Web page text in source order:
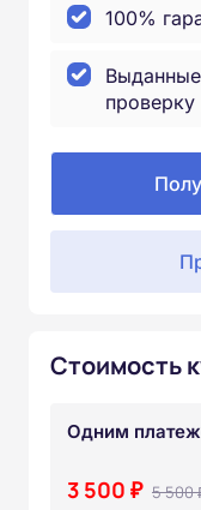
100%
проверку
Стоимость
Одним
3 500 ₽ 5 500